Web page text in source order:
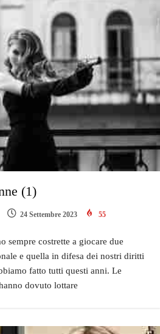
(1)
24 Settembre 2023 55
sempre costrette a giocare due
e quella in difesa dei nostri diritti
fatto tutti questi anni. Le
dovuto lottare